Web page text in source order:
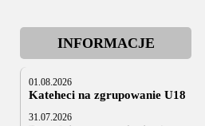
INFORMACJE
01.08.2026
Kateheci na zgrupowanie U18
31.07.2026